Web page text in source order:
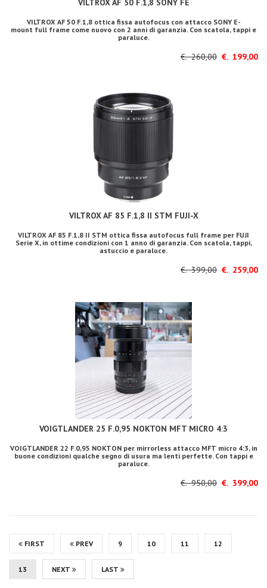
VILTROX AF 50 F.1,8 SONY FE
VILTROX AF 50 F.1,8 ottica fissa autofocus con attacco SONY E-
mount full frame come nuovo con 2 anni di garanzia. Con scatola, tappi e
paraluce.
€. 260,00 €. 199,00
VILTROX AF 85 F.1,8 II STM FUJI-X
VILTROX AF 85 F.1,8 II STM ottica fissa autofocus full frame per FUJI
Serie X, in ottime condizioni con 1 anno di garanzia. Con scatola, tappi,
astuccio e paraluce.
€. 399,00 €. 259,00
VOIGTLANDER 25 F.0,95 NOKTON MFT MICRO 4:3
VOIGTLANDER 22 F.0,95 NOKTON per mirrorless attacco MFT micro 4:3, in
buone condizioni qualche segno di usura ma lenti perfette. Con tappi e
paraluce.
€. 950,00 €. 399,00
FIRST PREV 9 10 11 12
13 NEXT LAST